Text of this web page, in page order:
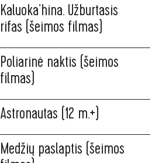
Kaluoka’hina. Užburtasis
rifas (šeimos filmas)
Poliarinė naktis (šeimos
filmas)
Astronautas (12 m.+)
Medžių paslaptis (šeimos